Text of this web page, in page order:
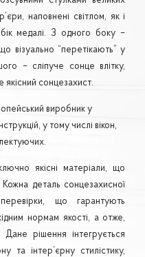
наповнені світлом, як і
медалі. З одного боку –
візуально “перетікають” у
– сліпуче сонце влітку,
якісний сонцезахист.
виробник у
у тому числі вікон,
якісні матеріали, що
деталь сонцезахисної
що гарантують
нормам якості, а отже,
Дане рішення інтегрується
та інтер’єрну стилістику,